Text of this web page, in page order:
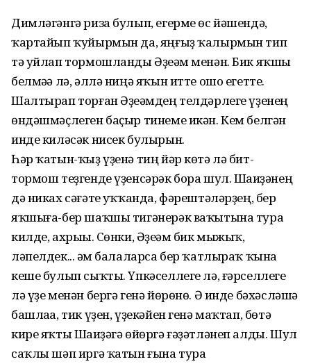
Димләгәнгә риза булып, егерме өс йәшендә,
ҡартайып ҡуйырмын да, яңғыҙ ҡалырмын тип
тә уйлап тормошланды Әҙеһәм менән. Бик яҡшы
белмәһә лә, әллә ниңә яҡын итте ошо егетте.
Шалтырап торған Әҙеһәмдең телдәрлеге үҙенең
өндәшмәҫлеген баҫыр тинеме икән. Кем белгән
инде киләсәк нисек булырын.
Һәр ҡатын-ҡыҙ үҙенә тиң йәр көтә лә бит-
тормош теҙгенде үҙенсәрәк бора шул. Шаһиҙәнең
дә никах сәғәте һуҡҡанда, фәрештәләрҙең, бер
яҡшыға-бер шаҡшы тигәнерәк ваҡытына тура
килде, ахрыһы. Сөнки, Әҙеһәм бик мыжыҡ,
ләпелдек... һәм балаларса бер ҡатлыраҡ ҡына
кеше булып сыҡты. Үпкәселлеге лә, ғәрселлеге
лә үҙе менән бергә генә йөрөнө. Ә инде бәхәсләшә
башлаһа, тик үҙен, үҙекәйен генә маҡтап, бөтә
кире яҡты Шаһиҙәгә өйөргә ғәҙәтләнеп алды. Шул
саҡлы шәп иргә ҡатын ғына тура